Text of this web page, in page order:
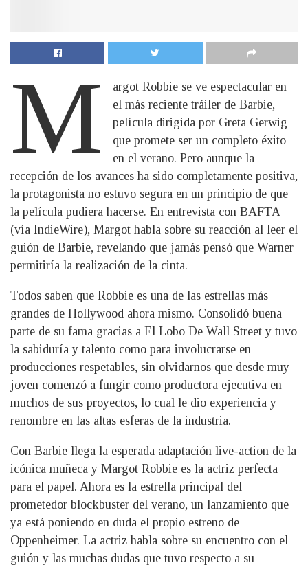
M
argot Robbie se ve espectacular en
el más reciente tráiler de Barbie,
película dirigida por Greta Gerwig
que promete ser un completo éxito
en el verano. Pero aunque la
recepción de los avances ha sido completamente positiva,
la protagonista no estuvo segura en un principio de que
la película pudiera hacerse. En entrevista con BAFTA
(vía IndieWire), Margot habla sobre su reacción al leer el
guión de Barbie, revelando que jamás pensó que Warner
permitiría la realización de la cinta.
Todos saben que Robbie es una de las estrellas más
grandes de Hollywood ahora mismo. Consolidó buena
parte de su fama gracias a El Lobo De Wall Street y tuvo
la sabiduría y talento como para involucrarse en
producciones respetables, sin olvidarnos que desde muy
joven comenzó a fungir como productora ejecutiva en
muchos de sus proyectos, lo cual le dio experiencia y
renombre en las altas esferas de la industria.
Con Barbie llega la esperada adaptación live-action de la
icónica muñeca y Margot Robbie es la actriz perfecta
para el papel. Ahora es la estrella principal del
prometedor blockbuster del verano, un lanzamiento que
ya está poniendo en duda el propio estreno de
Oppenheimer. La actriz habla sobre su encuentro con el
guión y las muchas dudas que tuvo respecto a su